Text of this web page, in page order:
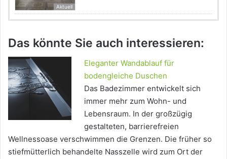
Aktuell
Das könnte Sie auch interessieren:
Eleganter Wandablauf für
bodengleiche Duschen
Das Badezimmer entwickelt sich
immer mehr zum Wohn- und
Lebensraum. In der großzügig
gestalteten, barrierefreien
Wellnessoase verschwimmen die Grenzen. Die früher so
stiefmütterlich behandelte Nasszelle wird zum Ort der